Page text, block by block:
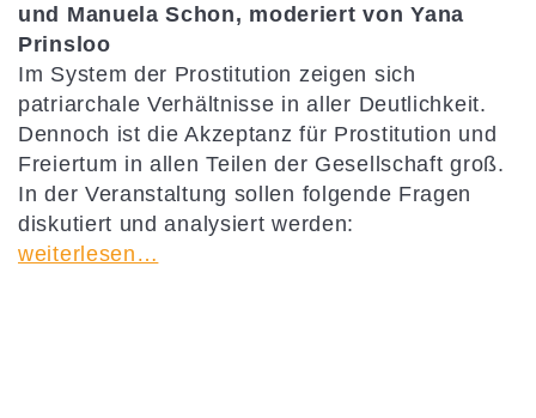
und Manuela Schon, moderiert von Yana
Prinsloo
Im System der Prostitution zeigen sich
patriarchale Verhältnisse in aller Deutlichkeit.
Dennoch ist die Akzeptanz für Prostitution und
Freiertum in allen Teilen der Gesellschaft groß.
In der Veranstaltung sollen folgende Fragen
diskutiert und analysiert werden:
weiterlesen…